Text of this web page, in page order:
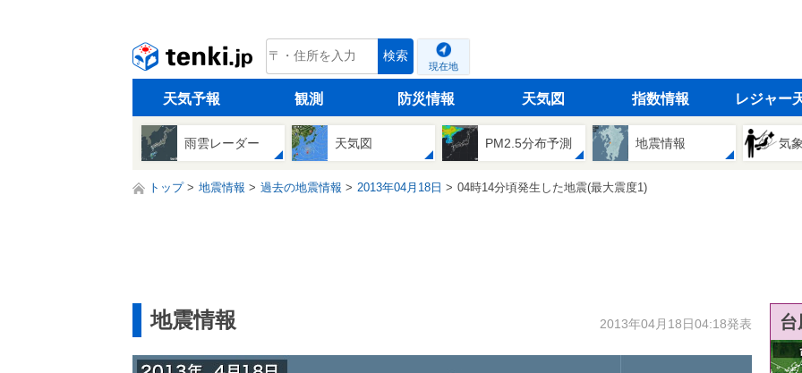
tenki.jp 検索
現在地
天気予報 観測 防災情報 天気図 指数情報 レジャー
雨雲レーダー 天気図 PM2.5分布予測 地震情報 気
トップ 地震情報 過去の地震情報 2013年04月18日 04時14分頃発生した地震(最大震度1)
地震情報 2013年04月18日04:18発表